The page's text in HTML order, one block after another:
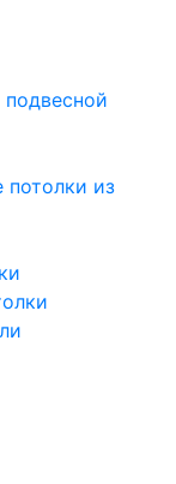
потолки из